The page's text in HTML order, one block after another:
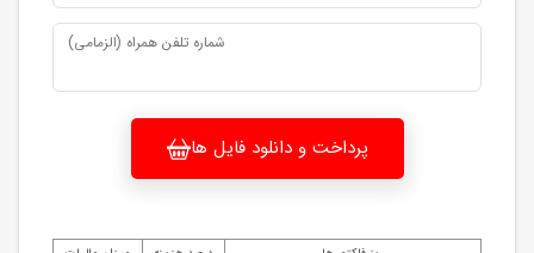
شماره تلفن همراه (الزمامی)
پرداخت و دانلود فایل ها